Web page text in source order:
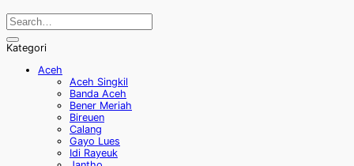
Kategori
Aceh
Aceh Singkil
Banda Aceh
Bener Meriah
Bireuen
Calang
Gayo Lues
Idi Rayeuk